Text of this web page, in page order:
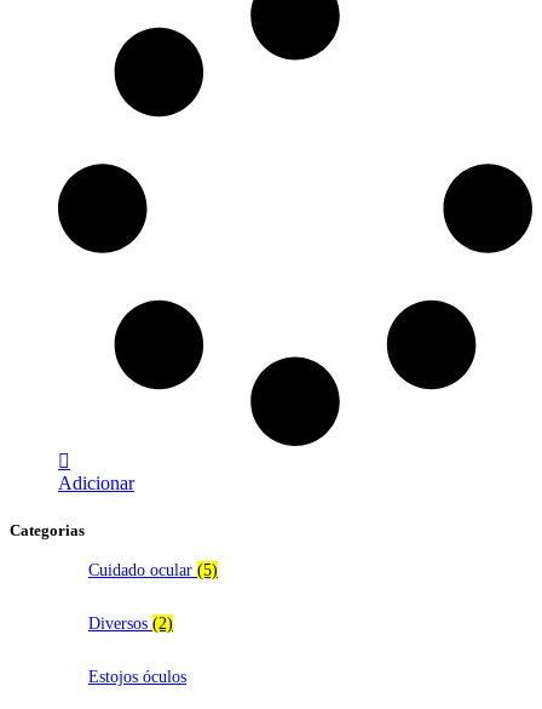
Adicionar
Categorias
Cuidado ocular (5)
Diversos (2)
Estojos óculos